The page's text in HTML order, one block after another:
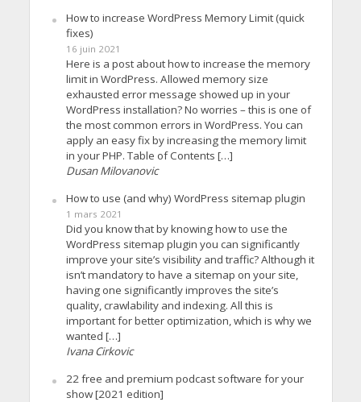
How to increase WordPress Memory Limit (quick
fixes)
16 juin 2021
Here is a post about how to increase the memory
limit in WordPress. Allowed memory size
exhausted error message showed up in your
WordPress installation? No worries – this is one of
the most common errors in WordPress. You can
apply an easy fix by increasing the memory limit
in your PHP. Table of Contents […]
Dusan Milovanovic
How to use (and why) WordPress sitemap plugin
1 mars 2021
Did you know that by knowing how to use the
WordPress sitemap plugin you can significantly
improve your site’s visibility and traffic? Although it
isn’t mandatory to have a sitemap on your site,
having one significantly improves the site’s
quality, crawlability and indexing. All this is
important for better optimization, which is why we
wanted […]
Ivana Cirkovic
22 free and premium podcast software for your
show [2021 edition]